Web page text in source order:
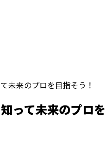
未来のプロを目指そう！
って未来のプロを